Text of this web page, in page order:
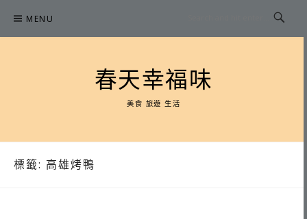
content
MENU
春天幸福味
美食 旅遊 生活
標籤: 高雄烤鴨